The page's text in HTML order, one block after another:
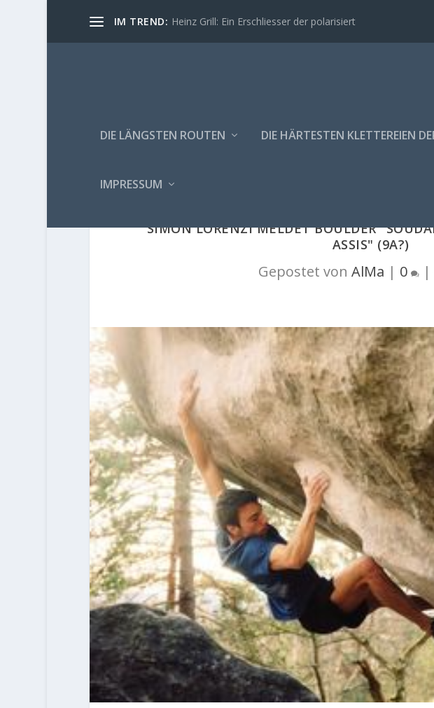
IM TREND: Heinz Grill: Ein Erschliesser der polarisiert
DIE LÄNGSTEN ROUTEN DIE HÄRTESTEN KLETTEREIEN
IMPRESSUM
SIMON LORENZI MELDET BOULDER
ASSIS" (9A?)
Gepostet von AlMa | 0 |